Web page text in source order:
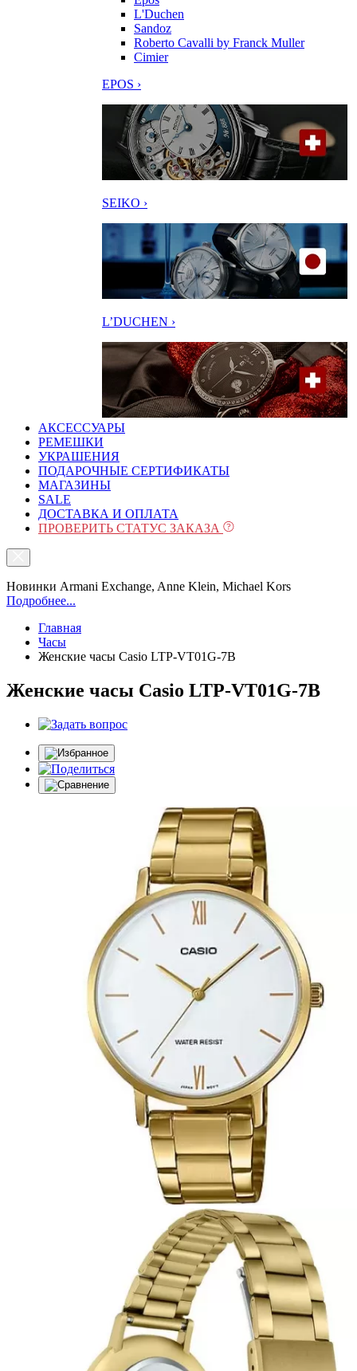
L'Duchen
Sandoz
Roberto Cavalli by Franck Muller
Cimier
EPOS ›
SEIKO ›
L’DUCHEN ›
АКСЕССУАРЫ
РЕМЕШКИ
УКРАШЕНИЯ
ПОДАРОЧНЫЕ СЕРТИФИКАТЫ
МАГАЗИНЫ
SALE
ДОСТАВКА И ОПЛАТА
ПРОВЕРИТЬ СТАТУС ЗАКАЗА
Новинки Armani Exchange, Anne Klein, Michael Kors
Подробнее...
Главная
Часы
Женские часы Casio LTP-VT01G-7B
Женские часы Casio LTP-VT01G-7B